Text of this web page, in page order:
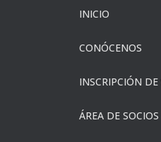
INICIO
CONÓCENOS
INSCRIPCIÓN DE
ÁREA DE SOCIOS